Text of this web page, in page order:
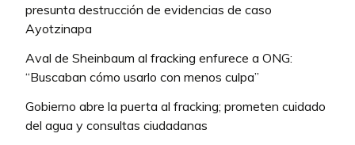
presunta destrucción de evidencias de caso
Ayotzinapa
Aval de Sheinbaum al fracking enfurece a ONG:
“Buscaban cómo usarlo con menos culpa”
Gobierno abre la puerta al fracking; prometen cuidado
del agua y consultas ciudadanas